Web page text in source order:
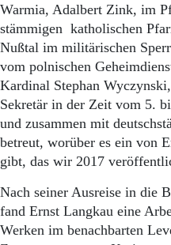
Warmia, Adalbert Zink, im
stämmigen katholischen
Nußtal im militärischen
vom polnischen
Kardinal Stephan
Sekretär in der Zeit vom 5.
und zusammen mit
betreut, worüber es ein von
gibt, das wir 2017
Nach seiner Ausreise in die
fand Ernst Langkau eine
Werken im benachbarten